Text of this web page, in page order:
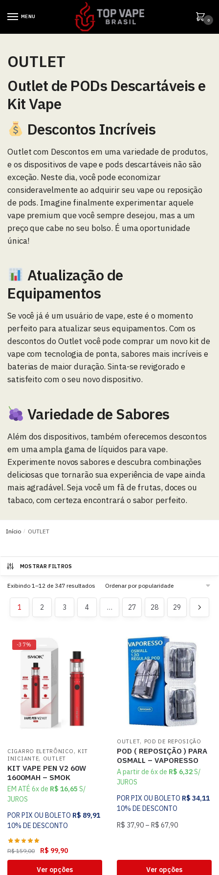
MENU
0
OUTLET
Outlet de PODs Descartáveis e
Kit Vape
​ Descontos Incríveis
Outlet com Descontos em uma variedade de produtos,
e os dispositivos de vape e pods descartáveis não são
exceção. Neste dia, você pode economizar
consideravelmente ao adquirir seu vape ou reposição
de pods. Imagine finalmente experimentar aquele
vape premium que você sempre desejou, mas a um
preço que cabe no seu bolso. É uma oportunidade
única!
​ Atualização de
Equipamentos
Se você já é um usuário de vape, este é o momento
perfeito para atualizar seus equipamentos. Com os
descontos do Outlet você pode comprar um novo kit de
vape com tecnologia de ponta, sabores mais incríveis e
baterias de maior duração. Sinta-se revigorado e
satisfeito com o seu novo dispositivo.
​ Variedade de Sabores
Além dos dispositivos, também oferecemos descontos
em uma ampla gama de líquidos para vape.
Experimente novos sabores e descubra combinações
deliciosas que tornarão sua experiência de vape ainda
mais agradável. Seja você um fã de frutas, doces ou
tabaco, com certeza encontrará o sabor perfeito.
Início / OUTLET
MOSTRAR FILTROS
Exibindo 1–12 de 347 resultados
1 2 3 4 … 27 28 29
-37%
CIGARRO ELETRÔNICO , KIT
INICIANTE, OUTLET
KIT VAPE PEN V2 60W
1600MAH – SMOK
EM ATÉ 6x de R$ 16,65 S/
JUROS
POR PIX OU BOLETO R$ 89,91
10% DE DESCONTO
R$159,00 R$ 99,90
Ver opções
OUTLET, POD DE REPOSIÇÃO
POD ( REPOSIÇÃO ) PARA
OSMALL – VAPORESSO
A partir de 6x de R$ 6,32S/
JUROS
POR PIX OU BOLETO R$ 34,11
10% DE DESCONTO
R$ 37,90 – R$ 67,90
Ver opções